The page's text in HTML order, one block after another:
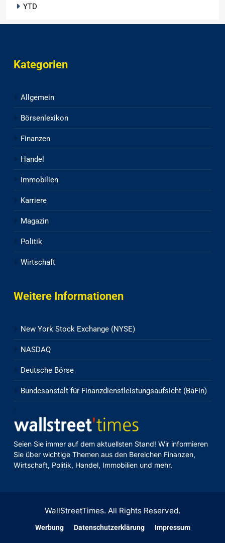
YTD
Kategorien
Allgemein
Börsenlexikon
Finanzen
Handel
Immobilien
Karriere
Magazin
Politik
Wirtschaft
Weitere Informationen
New York Stock Exchange (NYSE)
NASDAQ
Deutsche Börse
Bundesanstalt für Finanzdienstleistungsaufsicht (BaFin)
Seien Sie immer auf dem aktuellsten Stand! Wir informieren
Sie über wichtige Themen aus den Bereichen Finanzen,
Wirtschaft, Politik, Handel, Immobilien und mehr.
WallStreetTimes. All Rights Reserved.
Werbung Datenschutzerklärung Impressum